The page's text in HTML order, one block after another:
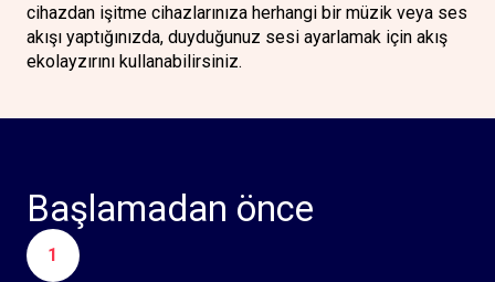
cihazdan işitme cihazlarınıza herhangi bir müzik veya ses
akışı yaptığınızda, duyduğunuz sesi ayarlamak için akış
ekolayzırını kullanabilirsiniz.
Başlamadan önce
1